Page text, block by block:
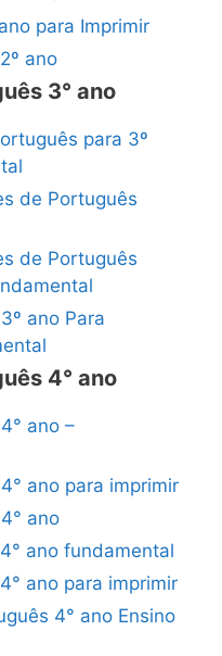
para Imprimir
ano
3° ano
para 3º
de Português
de Português
ano Para
4° ano
ano –
ano para imprimir
ano
ano fundamental
ano para imprimir
4° ano Ensino